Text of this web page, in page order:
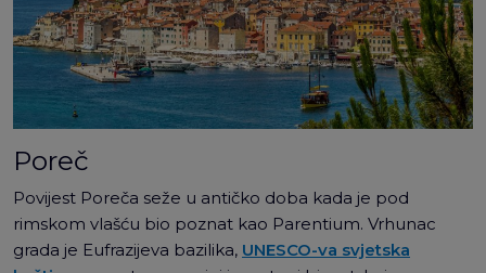
Poreč
Povijest Poreča seže u antičko doba kada je pod
rimskom vlašću bio poznat kao Parentium. Vrhunac
grada je Eufrazijeva bazilika, UNESCO-va svjetska